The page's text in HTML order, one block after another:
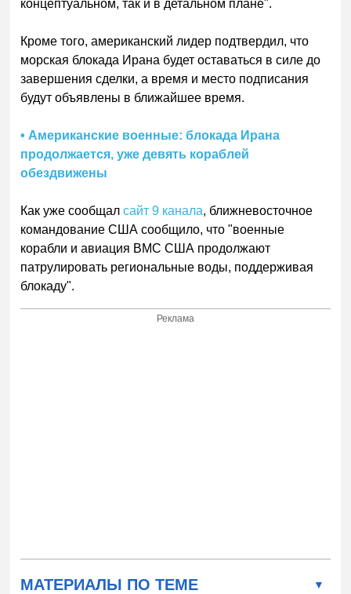
концептуальном, так и в детальном плане".
Кроме того, американский лидер подтвердил, что
морская блокада Ирана будет оставаться в силе до
завершения сделки, а время и место подписания
будут объявлены в ближайшее время.
• Американские военные: блокада Ирана
продолжается, уже девять кораблей
обездвижены
Как уже сообщалсайт 9 канала, ближневосточное
командование США сообщило, что "военные
корабли и авиация ВМС США продолжают
патрулировать региональные воды, поддерживая
блокаду".
Реклама
МАТЕРИАЛЫ ПО ТЕМЕ